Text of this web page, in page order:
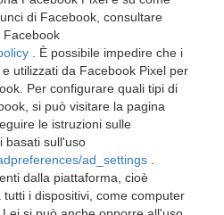
di Facebook, consultare
Facebook
. È possibile impedire che i
utilizzati da Facebook Pixel per
Per configurare quali tipi di
si può visitare la pagina
le istruzioni sulle
basati sull'uso
ad_settings
dalla piattaforma, cioè
i dispositivi, come computer